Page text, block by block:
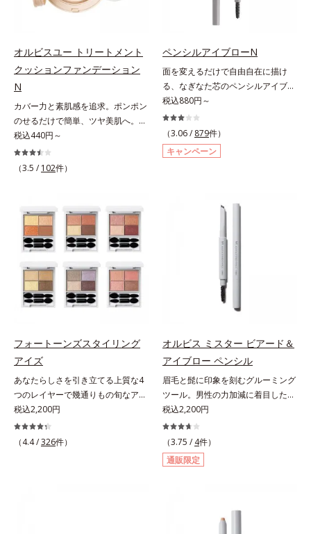
オルビスユー トリートメント
クッションファンデーション
N
カバー力と素肌感を追求。ポンポン
のせるだけで簡単、ツヤ美肌へ。カ
バー力と素肌感を両立する、簡単ツ
ヤ美肌クッションファンデーション
です。多方向へ光を拡散し、高いソ
との親和性が高いアミノ酸系パウダ
ー(*)を配合。みずみずしく肌になじ
み、厚塗り感なくピタッと密着しま
す。毛穴、シミ、くすみ、凹凸、色
ムラなどの大人の肌悩みをポンポン
するだけで簡単にカバーし、まるで
素肌そのものが美しくなったよう
な、うるツヤ美肌を演出します。*
良くする仕上がり向上粉体
税込440円～
（3.5 / 102件）
ペンシルアイブローN
面を変えるだけで自由自在に描け
る、なぎなた芯のペンシルアイブロ
ー。角度を変えるだけで自由自在に
描けるペンシルアイブローです。な
ぎなた芯だから、接地面を変えるだ
けで太い線から細い線まで、テクニ
ックいらずで簡単に。スムースライ
にはスクリューブラシが付いている
活躍。これ1本で完成度の高い、ふ
んわり眉に仕上がります。※中身を
取り替えられるリフィルをご用意し
ています。* ダイマージリノール酸
ダイマージレイルビス（ベヘニル/
税込880円～
（3.06 / 879件）
キャンペーン
フォートーンズスタイリング
アイズ
あなたらしさを引き立てる上質な4
つのレイヤーで幾通りもの旬なアイ
メイクが叶う。上質なテクスチャー
と多様なカラーリングで、似合うを
知る＆楽しさを引き出す、4色のア
税込2,200円
（4.4 /326件）
オルビス ミスター ビアード＆
アイブロー ペンシル
眉毛と髭に印象を刻むグルーミング
ツール。男性の力加減に着目した絶
妙な柔らかさと肌なじみ・密着感を
計算したフィックスブレード処方
と、テクニック不要で太い部分も細
い部分も自由自在に描き足せるマル
チブレード処方を採用。眉毛を描き
い印象や髪色に合わせて選べる2色
展開。ブレイブグレー：きりっとし
税込2,200円
（3.75 / 4件）
通販限定